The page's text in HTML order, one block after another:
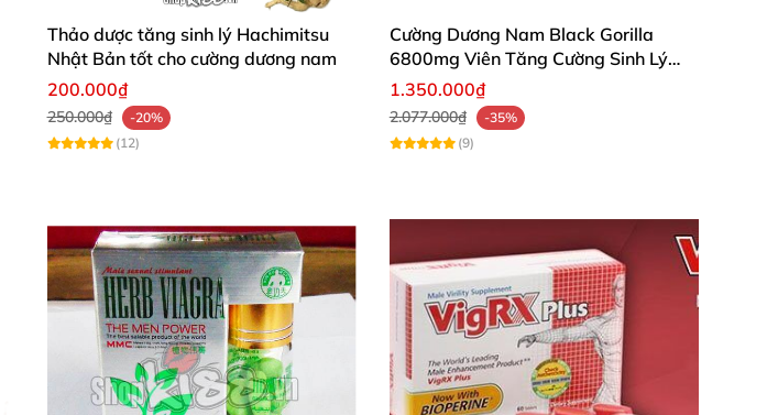
Thảo dược tăng sinh lý Hachimitsu
Nhật Bản tốt cho cường dương nam
200.000₫
250.000₫
-20%
(12)
Cường Dương Nam Black Gorilla
6800mg Viên Tăng Cường Sinh Lý
Nam
1.350.000₫
2.077.000₫
-35%
(9)